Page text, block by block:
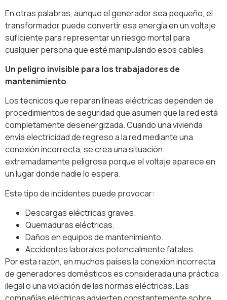
En otras palabras, aunque el generador sea pequeño, el
transformador puede convertir esa energía en un voltaje
suficiente para representar un riesgo mortal para
cualquier persona que esté manipulando esos cables.
Un peligro invisible para los trabajadores de
mantenimiento
Los técnicos que reparan líneas eléctricas dependen de
procedimientos de seguridad que asumen que la red está
completamente desenergizada. Cuando una vivienda
envía electricidad de regreso a la red mediante una
conexión incorrecta, se crea una situación
extremadamente peligrosa porque el voltaje aparece en
un lugar donde nadie lo espera.
Este tipo de incidentes puede provocar:
Descargas eléctricas graves.
Quemaduras eléctricas.
Daños en equipos de mantenimiento.
Accidentes laborales potencialmente fatales.
Por esta razón, en muchos países la conexión incorrecta
de generadores domésticos es considerada una práctica
ilegal o una violación de las normas eléctricas. Las